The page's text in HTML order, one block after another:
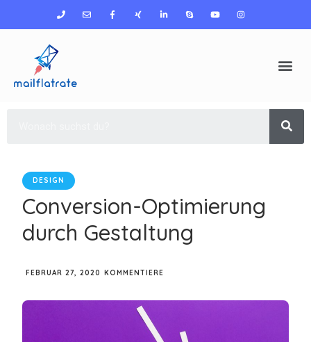
DESIGN
Conversion-Optimierung
durch Gestaltung
FEBRUAR 27, 2020 KOMMENTIERE